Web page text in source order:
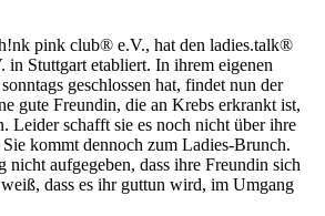
pink club® e.V., hat den ladies.talk®
Stuttgart etabliert. In ihrem eigenen
geschlossen hat, findet nun der
gute Freundin, die an Krebs erkrankt ist,
Leider schafft sie es noch nicht über ihre
kommt dennoch zum Ladies-Brunch.
aufgegeben, dass ihre Freundin sich
dass es ihr guttun wird, im Umgang